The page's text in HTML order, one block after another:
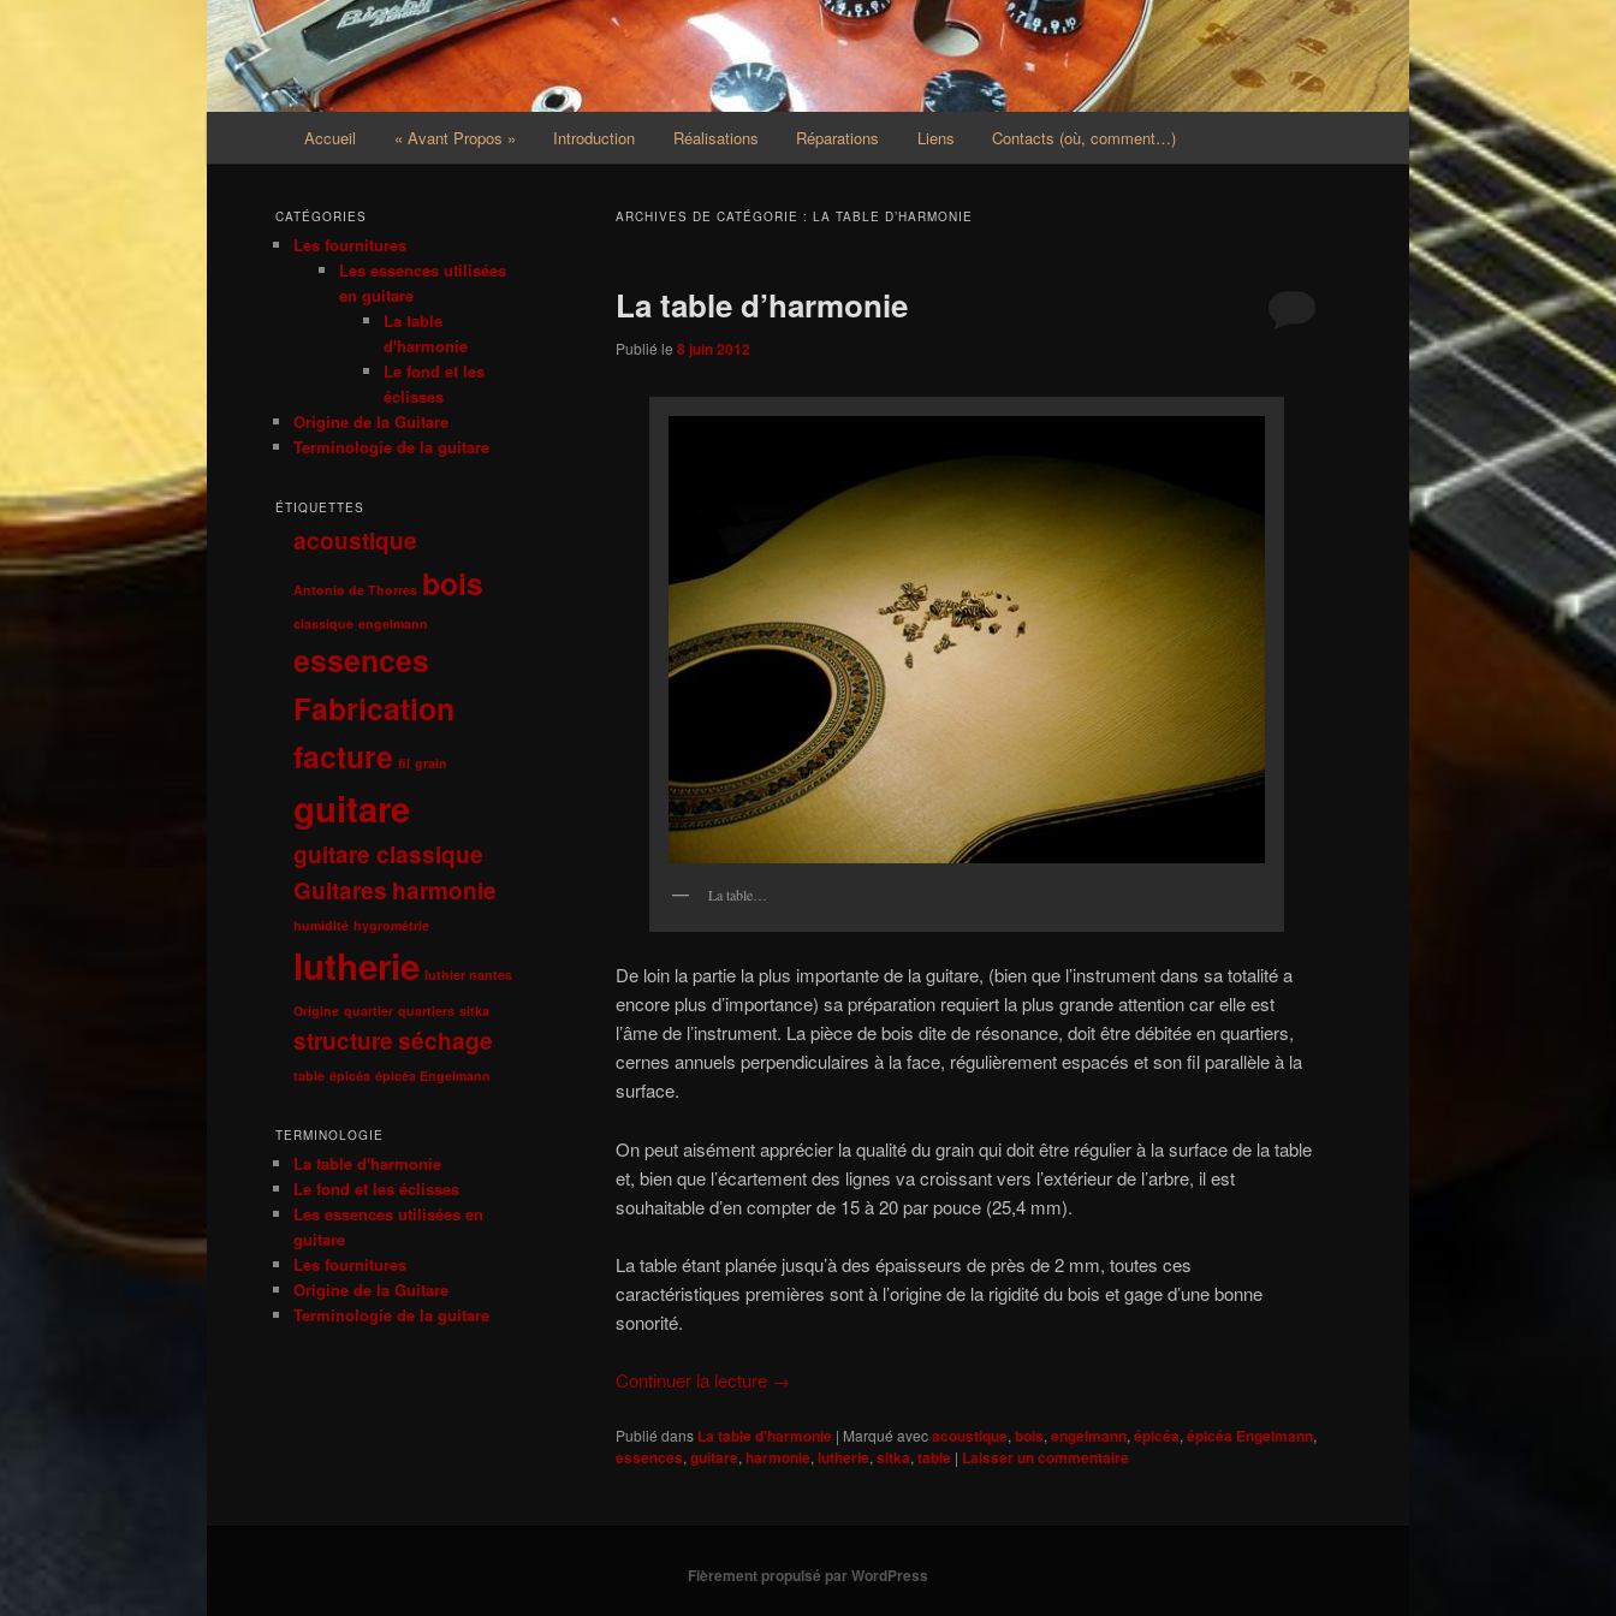
Accueil « Avant Propos » Introduction Réalisations Réparations Liens Contacts (où, comment…)
ARCHIVES DE CATÉGORIE : LA TABLE D’HARMONIE
La table d’harmonie
Publié le 8 juin 2012
La table…
De loin la partie la plus importante de la guitare, (bien que l’instrument dans sa totalité a
encore plus d’importance) sa préparation requiert la plus grande attention car elle est
l’âme de l’instrument. La pièce de bois dite de résonance, doit être débitée en quartiers,
cernes annuels perpendiculaires à la face, régulièrement espacés et son fil parallèle à la
surface.
On peut aisément apprécier la qualité du grain qui doit être régulier à la surface de la table
et, bien que l’écartement des lignes va croissant vers l’extérieur de l’arbre, il est
souhaitable d’en compter de 15 à 20 par pouce (25,4 mm).
La table étant planée jusqu’à des épaisseurs de près de 2 mm, toutes ces
caractéristiques premières sont à l’origine de la rigidité du bois et gage d’une bonne
sonorité.
Continuer la lecture →
Publié dans La table d'harmonie | Marqué avecacoustique, bois, engelmann, épicéa, épicéa Engelmann,
essences, guitare, harmonie, lutherie, sitka, table | Laisser un commentaire
CATÉGORIES
Les fournitures
Les essences utilisées
en guitare
La table
d'harmonie
Le fond et les
éclisses
Origine de la Guitare
Terminologie de la guitare
ÉTIQUETTES
acoustique
Antonio de Thorres bois
classique engelmann
essences
Fabrication
facture fil grain
guitare
guitare classique
Guitares harmonie
humidité hygrométrie
lutherie luthier nantes
Origine quartier quartiers sitka
structureséchage
table épicéa épicéa Engelmann
TERMINOLOGIE
La table d'harmonie
Le fond et les éclisses
Les essences utilisées en
guitare
Les fournitures
Origine de la Guitare
Terminologie de la guitare
Fièrement propulsé par WordPress